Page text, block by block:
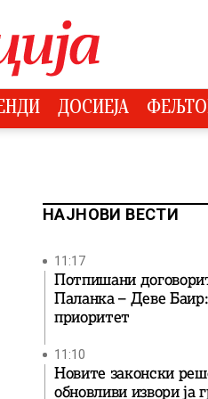
ДОСИЕЈА
НАЈНОВИ ВЕСТИ
11:17
Потпишани
Паланка – Деве
приоритет
11:10
Новите законски
обновливи извори ја